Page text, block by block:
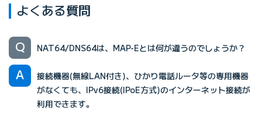
よくある質問
NAT64/DNS64は、MAP-Eとは何が違うのでしょうか？
接続機器(無線LAN付き)、ひかり電話ルータ等の専用機器
がなくても、IPv6接続(IPoE方式)のインターネット接続が
利用できます。